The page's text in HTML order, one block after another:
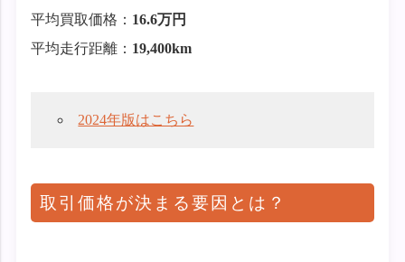
平均買取価格： 16.6万円
平均走行距離： 19,400km
2024年版はこちら
取引価格が決まる要因とは？